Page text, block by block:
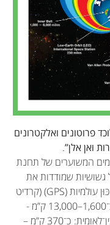
פרוטונים ואלקטרונים
ואן אלן”.
המשוערים של תחנת
גשושיות שמודדות את
חגורת ואן אלן, ושל לוויינים של מערכות איכּוּן עולמיות (GPS) (קרדיט
לתמונה: נאס”א). מקרא: חגורה פנימית: כ־1,600–13,000 ק”מ -
מסלול לווייני נמוך (LEO), תחנת החלל הבין־לאומית: כ־370 ק”מ –